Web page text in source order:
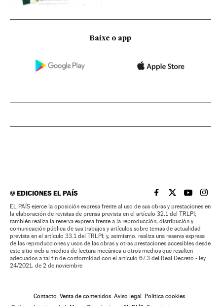
Baixe o app
©EDICIONES EL PAÍS EL PAÍS BRASIL EN
EL PAÍSEL PAÍS
EL
EL PAÍS ejerce la oposición expresa frente al uso de sus obras y prestaciones en
la elaboración de revistas de prensa prevista en el artículo 32.1 del TRLPI;
también realiza la reserva expresa frente a la reproducción, distribución y
comunicación pública de sus trabajos y artículos sobre temas de actualidad
prevista en el artículo 33.1 del TRLPI; y, asimismo, realiza una reserva expresa
de las reproducciones y usos de las obras y otras prestaciones accesibles desde
este sitio web a medios de lectura mecánica u otros medios que resulten
adecuados a tal fin de conformidad con el artículo 67.3 del Real Decreto - ley
24/2021, de 2 de noviembre
Contacto Venta de contenidos Aviso legal Política cookies